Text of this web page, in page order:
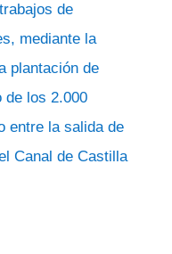
de
mediante la
plantación de
de los 2.000
entre la salida de
Canal de Castilla